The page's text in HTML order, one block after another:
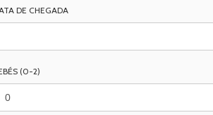
DE CHEGADA
(0-2)